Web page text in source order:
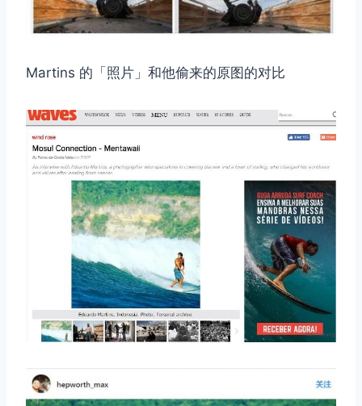
Martins 的「照片」和他偷来的原图的对比